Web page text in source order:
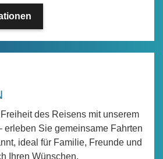
des Reisens mit unserem
erleben Sie gemeinsame Fahrten
ideal für Familie, Freunde und
Ihren Wünschen.